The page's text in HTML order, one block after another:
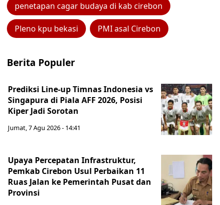
penetapan cagar budaya di kab cirebon
Pleno kpu bekasi PMI asal Cirebon
Berita Populer
Prediksi Line-up Timnas Indonesia vs
Singapura di Piala AFF 2026, Posisi
Kiper Jadi Sorotan
Jumat, 7 Agu 2026 - 14:41
Upaya Percepatan Infrastruktur,
Pemkab Cirebon Usul Perbaikan 11
Ruas Jalan ke Pemerintah Pusat dan
Provinsi